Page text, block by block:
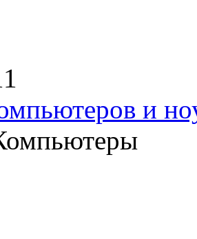
и